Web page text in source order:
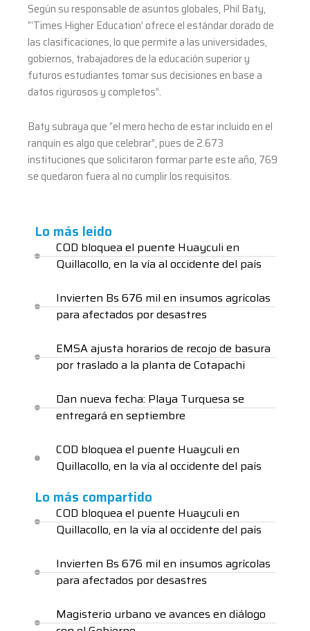
Según su responsable de asuntos globales, Phil Baty,
“‘Times Higher Education’ ofrece el estándar dorado de
las clasificaciones, lo que permite a las universidades,
gobiernos, trabajadores de la educación superior y
futuros estudiantes tomar sus decisiones en base a
datos rigurosos y completos”.
Baty subraya que “el mero hecho de estar incluido en el
ranquin es algo que celebrar”, pues de 2.673
instituciones que solicitaron formar parte este año, 769
se quedaron fuera al no cumplir los requisitos.
Lo más leido
COD bloquea el puente Huayculi en
Quillacollo, en la vía al occidente del país
Invierten Bs 676 mil en insumos agrícolas
para afectados por desastres
EMSA ajusta horarios de recojo de basura
por traslado a la planta de Cotapachi
Dan nueva fecha: Playa Turquesa se
entregará en septiembre
COD bloquea el puente Huayculi en
Quillacollo, en la vía al occidente del país
Lo más compartido
COD bloquea el puente Huayculi en
Quillacollo, en la vía al occidente del país
Invierten Bs 676 mil en insumos agrícolas
para afectados por desastres
Magisterio urbano ve avances en diálogo